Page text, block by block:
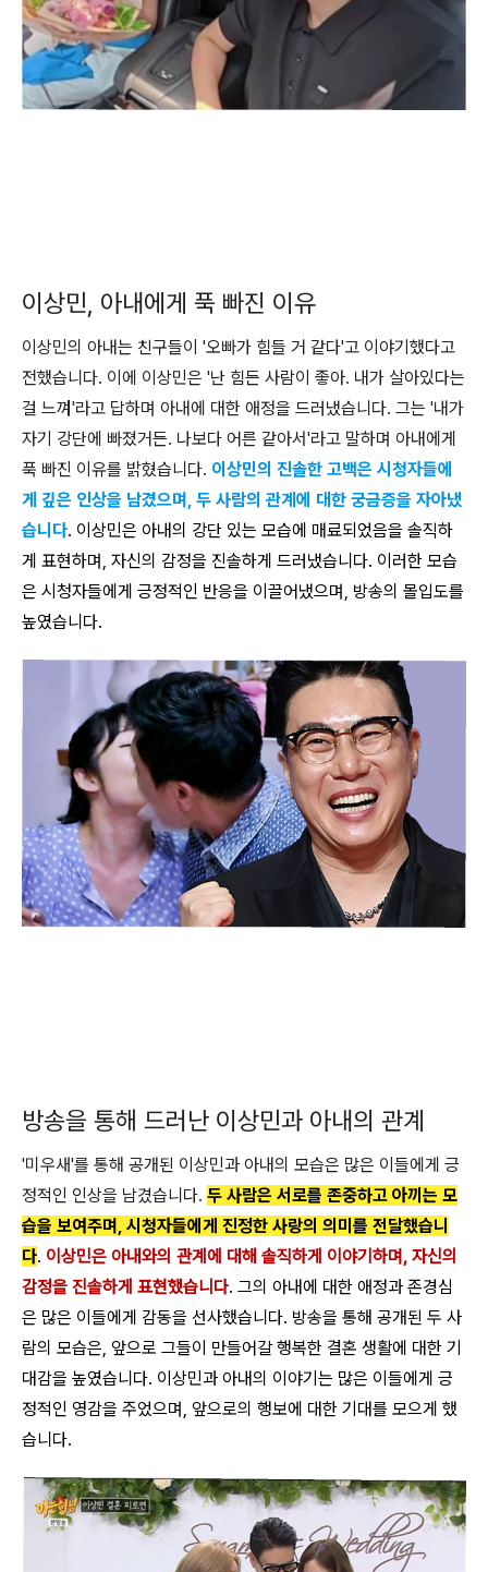
이상민, 아내에게 푹 빠진 이유
이상민의 아내는 친구들이 '오빠가 힘들 거 같다'고 이야기했다고
전했습니다. 이에 이상민은 '난 힘든 사람이 좋아. 내가 살아있다는
걸 느껴'라고 답하며 아내에 대한 애정을 드러냈습니다. 그는 '내가
자기 강단에 빠졌거든. 나보다 어른 같아서'라고 말하며 아내에게
푹 빠진 이유를 밝혔습니다. 이상민의 진솔한 고백은 시청자들에
게 깊은 인상을 남겼으며, 두 사람의 관계에 대한 궁금증을 자아냈
습니다. 이상민은 아내의 강단 있는 모습에 매료되었음을 솔직하
게 표현하며, 자신의 감정을 진솔하게 드러냈습니다. 이러한 모습
은 시청자들에게 긍정적인 반응을 이끌어냈으며, 방송의 몰입도를
높였습니다.
방송을 통해 드러난 이상민과 아내의 관계
'미우새'를 통해 공개된 이상민과 아내의 모습은 많은 이들에게 긍
정적인 인상을 남겼습니다. 두 사람은 서로를 존중하고 아끼는 모
습을 보여주며, 시청자들에게 진정한 사랑의 의미를 전달했습니
다. 이상민은 아내와의 관계에 대해 솔직하게 이야기하며, 자신의
감정을 진솔하게 표현했습니다. 그의 아내에 대한 애정과 존경심
은 많은 이들에게 감동을 선사했습니다. 방송을 통해 공개된 두 사
람의 모습은, 앞으로 그들이 만들어갈 행복한 결혼 생활에 대한 기
대감을 높였습니다. 이상민과 아내의 이야기는 많은 이들에게 긍
정적인 영감을 주었으며, 앞으로의 행보에 대한 기대를 모으게 했
습니다.